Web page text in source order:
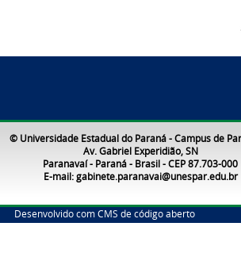
© Universidade Estadual do Paraná - Campus de
Av. Gabriel Experidião, SN
Paranavaí - Paraná - Brasil - CEP 87.703-000
E-mail: gabinete.paranavai@unespar.edu.br
Desenvolvido com CMS de código aberto